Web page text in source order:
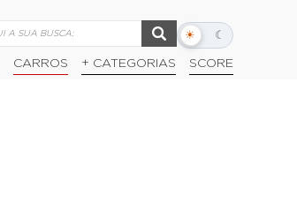
☀ ☾
Alternar
escuro
CARROS + CATEGORIAS SCORE